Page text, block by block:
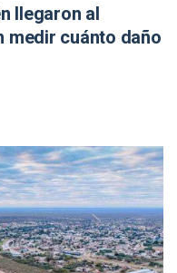
llegaron al
medir cuánto daño